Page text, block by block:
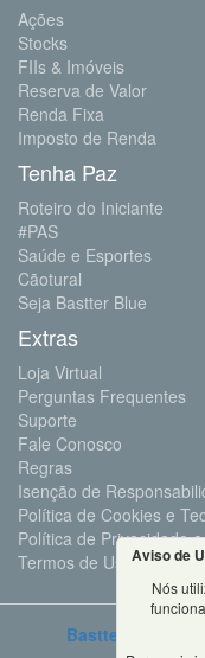
Ações
Stocks
FIIs & Imóveis
Reserva de Valor
Renda Fixa
Imposto de Renda
Tenha Paz
Roteiro do Iniciante
#PAS
Saúde e Esportes
Cãotural
Seja Bastter Blue
Extras
Loja Virtual
Perguntas Frequentes
Suporte
Fale Conosco
Regras
Isenção de
Política de Cookies e
Política de Privacidade
Termos de Uso
Bastter.com
Aviso de
Nós